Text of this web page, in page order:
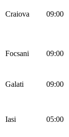
Craiova 09:00
Focsani 09:00
Galati 09:00
Iasi 05:00